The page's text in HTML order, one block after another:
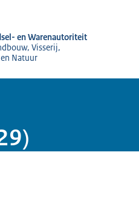
en Warenautoriteit
Visserij,
Natuur